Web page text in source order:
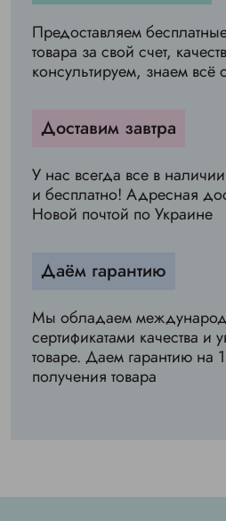
Предоставляем
товара за свой счет,
консультируем, знаем всё
Доставим завтра
У нас всегда все в
и бесплатно! Адресная
Новой почтой по Украине
Даём гарантию
Мы обладаем
сертификатами качества и
товаре. Даем гарантию на
получения товара